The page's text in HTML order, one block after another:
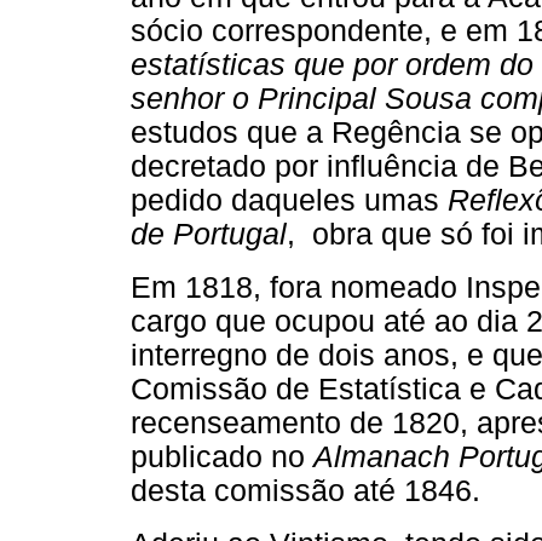
sócio correspondente, e em
estatísticas que por ordem
senhor o Principal Sousa
estudos que a Regência se
decretado por influência de
pedido daqueles umas
de Portugal, obra que só foi
Em 1818, fora nomeado
cargo que ocupou até ao dia
interregno de dois anos, e
Comissão de Estatística e
recenseamento de 1820,
publicado noAlmanach
desta comissão até 1846.